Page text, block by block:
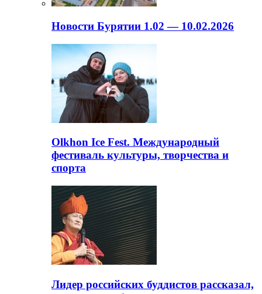
Новости Бурятии 1.02 — 10.02.2026
Olkhon Ice Fest. Международный
фестиваль культуры, творчества и
спорта
Лидер российских буддистов рассказал,